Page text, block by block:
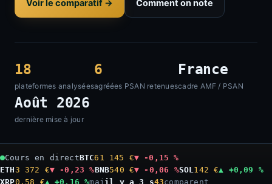
Voir le comparatif → Comment on note
18
plateformes analysées
6
agréées PSAN retenues
France
cadre AMF / PSAN
Août 2026
dernière mise à jour
Cours en directBTC61 145 €▼ -0,15 %
ETH3 372 €▼ -0,23 %BNB540 €▼ -0,06 %SOL142 €▲ +0,09 %
XRP0,58 €▲ +0,16 %maj il y a 4 s43comparent